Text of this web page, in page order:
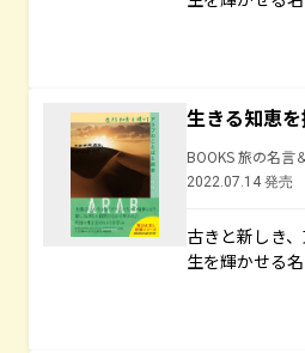
生きる知恵
BOOKS 旅の名言
2022.07.14 発売
古きと新しき
生を輝かせる